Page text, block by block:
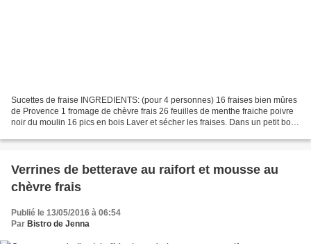
Sucettes de fraise INGREDIENTS: (pour 4 personnes) 16 fraises bien mûres
de Provence 1 fromage de chèvre frais 26 feuilles de menthe fraiche poivre
noir du moulin 16 pics en bois Laver et sécher les fraises. Dans un petit bol
Verrines de betterave au raifort et mousse au
chèvre frais
Publié le 13/05/2016 à 06:54
Par Bistro de Jenna